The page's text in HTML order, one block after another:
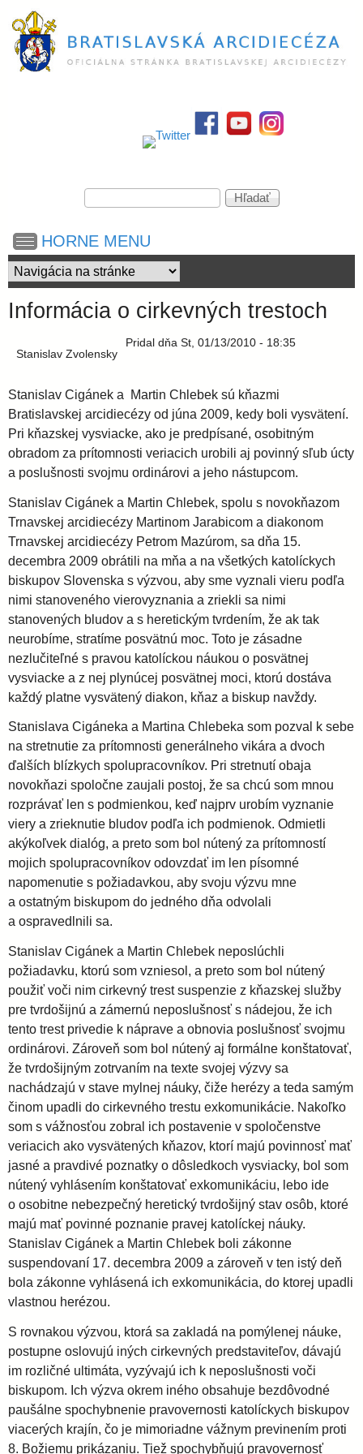
na
hlavný
t
i
s
a
v
s
k
á
a
r
c
i
d
i
e
c
é
z
a
V
y
ľ
a
d
v
n
e
H
ľ
d
a
ť
HORNE MENU
Informácia o cirkevných trestoch
Pridal
Stanislav Zvolensky
dňa St, 01/13/2010 - 18:35
Stanislav Cigánek a Martin Chlebek sú kňazmi
Bratislavskej arcidiecézy od júna 2009, kedy boli vysvätení.
Pri kňazskej vysviacke, ako je predpísané, osobitným
obradom za prítomnosti veriacich urobili aj povinný sľub úcty
a poslušnosti svojmu ordinárovi a jeho nástupcom.
Stanislav Cigánek a Martin Chlebek, spolu s novokňazom
Trnavskej arcidiecézy Martinom Jarabicom a diakonom
Trnavskej arcidiecézy Petrom Mazúrom, sa dňa 15.
decembra 2009 obrátili na mňa a na všetkých katolíckych
biskupov Slovenska s výzvou, aby sme vyznali vieru podľa
nimi stanoveného vierovyznania a zriekli sa nimi
stanovených bludov a s heretickým tvrdením, že ak tak
neurobíme, stratíme posvätnú moc. Toto je zásadne
nezlučiteľné s pravou katolíckou náukou o posvätnej
vysviacke a z nej plynúcej posvätnej moci, ktorú dostáva
každý platne vysvätený diakon, kňaz a biskup navždy.
Stanislava Cigáneka a Martina Chlebeka som pozval k sebe
na stretnutie za prítomnosti generálneho vikára a dvoch
ďalších blízkych spolupracovníkov. Pri stretnutí obaja
novokňazi spoločne zaujali postoj, že sa chcú som mnou
rozprávať len s podmienkou, keď najprv urobím vyznanie
viery a zrieknutie bludov podľa ich podmienok. Odmietli
akýkoľvek dialóg, a preto som bol nútený za prítomností
mojich spolupracovníkov odovzdať im len písomné
napomenutie s požiadavkou, aby svoju výzvu mne
a ostatným biskupom do jedného dňa odvolali
a ospravedlnili sa.
Stanislav Cigánek a Martin Chlebek neposlúchli
požiadavku, ktorú som vzniesol, a preto som bol nútený
použiť voči nim cirkevný trest suspenzie z kňazskej služby
pre tvrdošijnú a zámernú neposlušnosť s nádejou, že ich
tento trest privedie k náprave a obnovia poslušnosť svojmu
ordinárovi. Zároveň som bol nútený aj formálne konštatovať,
že tvrdošijným zotrvaním na texte svojej výzvy sa
nachádzajú v stave mylnej náuky, čiže herézy a teda samým
činom upadli do cirkevného trestu exkomunikácie. Nakoľko
som s vážnosťou zobral ich postavenie v spoločenstve
veriacich ako vysvätených kňazov, ktorí majú povinnosť mať
jasné a pravdivé poznatky o dôsledkoch vysviacky, bol som
nútený vyhlásením konštatovať exkomunikáciu, lebo ide
o osobitne nebezpečný heretický tvrdošijný stav osôb, ktoré
majú mať povinné poznanie pravej katolíckej náuky.
Stanislav Cigánek a Martin Chlebek boli zákonne
suspendovaní 17. decembra 2009 a zároveň v ten istý deň
bola zákonne vyhlásená ich exkomunikácia, do ktorej upadli
vlastnou herézou.
S rovnakou výzvou, ktorá sa zakladá na pomýlenej náuke,
postupne oslovujú iných cirkevných predstaviteľov, dávajú
im rozličné ultimáta, vyzývajú ich k neposlušnosti voči
biskupom. Ich výzva okrem iného obsahuje bezdôvodné
paušálne spochybnenie pravovernosti katolíckych biskupov
viacerých krajín, čo je mimoriadne vážnym previnením proti
8. Božiemu prikázaniu. Tiež spochybňujú pravovernosť